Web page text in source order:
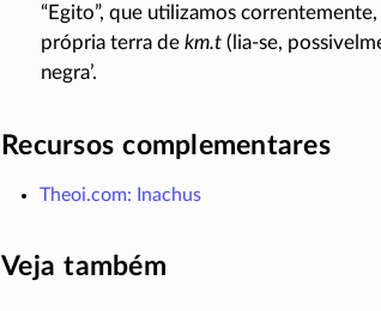
“Egito”, que utilizamos
própria terra de km.t( lia-se,
negra’.
Recursos complementares
Theoi.com: Inachus
Veja também